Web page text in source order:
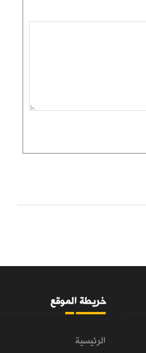
خريطة الموقع
الرئيسية